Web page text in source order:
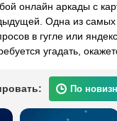
онлайн аркады с
Одна из
в гугле или
угадать,
По